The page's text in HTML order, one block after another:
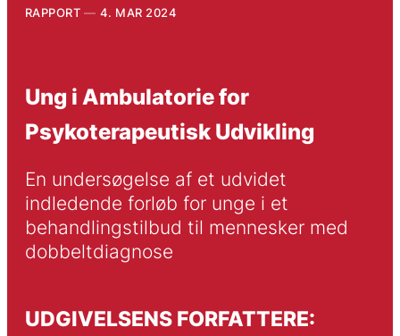
RAPPORT 4. MAR 2024
Ung i Ambulatorie for
Psykoterapeutisk Udvikling
En undersøgelse af et udvidet
indledende forløb for unge i et
behandlingstilbud til mennesker med
dobbeltdiagnose
UDGIVELSENS FORFATTERE: